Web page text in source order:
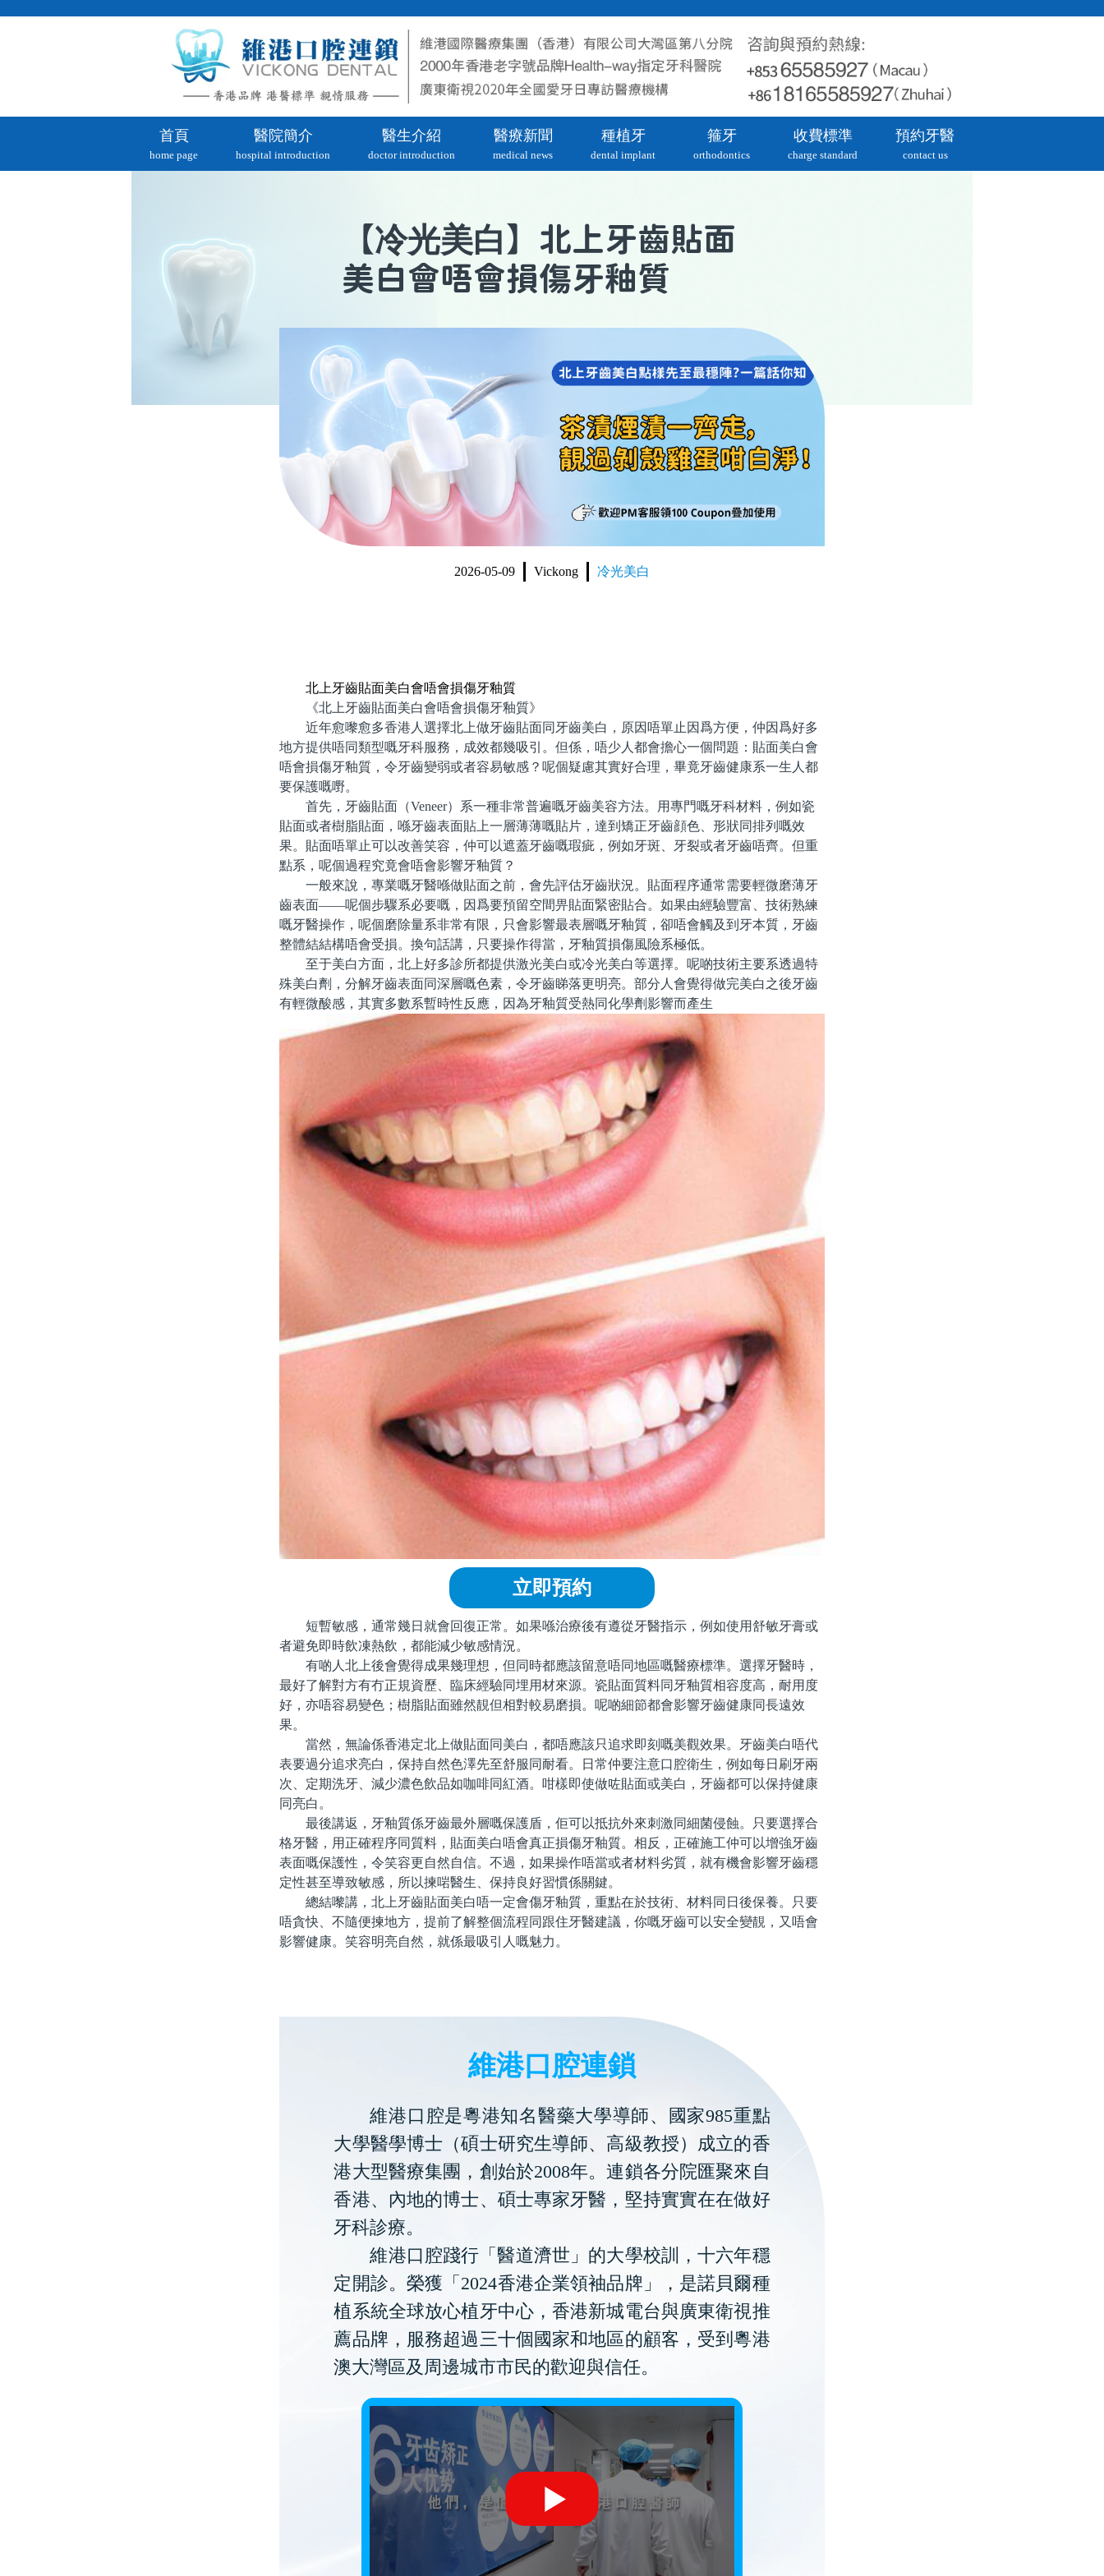
首頁
home page
醫院簡介
hospital introduction
醫生介紹
doctor introduction
醫療新聞
medical news
種植牙
dental implant
箍牙
orthodontics
收費標準
charge standard
預約牙醫
contact us
【冷光美白 】北上牙齒貼面
美白會唔會損傷牙釉質
2026-05-09 Vickong 冷光美白
北上牙齒貼面美白會唔會損傷牙釉質
《北上牙齒貼面美白會唔會損傷牙釉質》
近年愈嚟愈多香港人選擇北上做牙齒貼面同牙齒美白，原因唔單止因爲方便，仲因爲好多
地方提供唔同類型嘅牙科服務，成效都幾吸引。但係，唔少人都會擔心一個問題：貼面美白會
唔會損傷牙釉質，令牙齒變弱或者容易敏感？呢個疑慮其實好合理，畢竟牙齒健康系一生人都
要保護嘅嘢。
首先，牙齒貼面（Veneer）系一種非常普遍嘅牙齒美容方法。用專門嘅牙科材料，例如瓷
貼面或者樹脂貼面，喺牙齒表面貼上一層薄薄嘅貼片，達到矯正牙齒顔色、形狀同排列嘅效
果。貼面唔單止可以改善笑容，仲可以遮蓋牙齒嘅瑕疵，例如牙斑、牙裂或者牙齒唔齊。但重
點系，呢個過程究竟會唔會影響牙釉質？
一般來說，專業嘅牙醫喺做貼面之前，會先評估牙齒狀況。貼面程序通常需要輕微磨薄牙
齒表面——呢個步驟系必要嘅，因爲要預留空間畀貼面緊密貼合。如果由經驗豐富、技術熟練
嘅牙醫操作，呢個磨除量系非常有限，只會影響最表層嘅牙釉質，卻唔會觸及到牙本質，牙齒
整體結結構唔會受損。換句話講，只要操作得當，牙釉質損傷風險系極低。
至于美白方面，北上好多診所都提供激光美白或冷光美白等選擇。呢啲技術主要系透過特
殊美白劑，分解牙齒表面同深層嘅色素，令牙齒睇落更明亮。部分人會覺得做完美白之後牙齒
有輕微酸感，其實多數系暫時性反應，因為牙釉質受熱同化學劑影響而產生
立即預約
短暫敏感，通常幾日就會回復正常。如果喺治療後有遵從牙醫指示，例如使用舒敏牙膏或
者避免即時飲凍熱飲，都能減少敏感情況。
有啲人北上後會覺得成果幾理想，但同時都應該留意唔同地區嘅醫療標準。選擇牙醫時，
最好了解對方有冇正規資歷、臨床經驗同埋用材來源。瓷貼面質料同牙釉質相容度高，耐用度
好，亦唔容易變色；樹脂貼面雖然靚但相對較易磨損。呢啲細節都會影響牙齒健康同長遠效
果。
當然，無論係香港定北上做貼面同美白，都唔應該只追求即刻嘅美觀效果。牙齒美白唔代
表要過分追求亮白，保持自然色澤先至舒服同耐看。日常仲要注意口腔衛生，例如每日刷牙兩
次、定期洗牙、減少濃色飲品如咖啡同紅酒。咁樣即使做咗貼面或美白，牙齒都可以保持健康
同亮白。
最後講返，牙釉質係牙齒最外層嘅保護盾，佢可以抵抗外來刺激同細菌侵蝕。只要選擇合
格牙醫，用正確程序同質料，貼面美白唔會真正損傷牙釉質。相反，正確施工仲可以增強牙齒
表面嘅保護性，令笑容更自然自信。不過，如果操作唔當或者材料劣質，就有機會影響牙齒穩
定性甚至導致敏感，所以揀啱醫生、保持良好習慣係關鍵。
總結嚟講，北上牙齒貼面美白唔一定會傷牙釉質，重點在於技術、材料同日後保養。只要
唔貪快、不隨便揀地方，提前了解整個流程同跟住牙醫建議，你嘅牙齒可以安全變靚，又唔會
影響健康。笑容明亮自然，就係最吸引人嘅魅力。
維港口腔連鎖
維港口腔是粵港知名醫藥大學導師、國家985重點
大學醫學博士（碩士研究生導師、高級教授）成立的香
港大型醫療集團，創始於2008年。連鎖各分院匯聚來自
香港、內地的博士、碩士專家牙醫，堅持實實在在做好
牙科診療。
維港口腔踐行「醫道濟世」的大學校訓，十六年穩
定開診。榮獲「2024香港企業領袖品牌」，是諾貝爾種
植系統全球放心植牙中心，香港新城電台與廣東衛視推
薦品牌，服務超過三十個國家和地區的顧客，受到粵港
澳大灣區及周邊城市市民的歡迎與信任。